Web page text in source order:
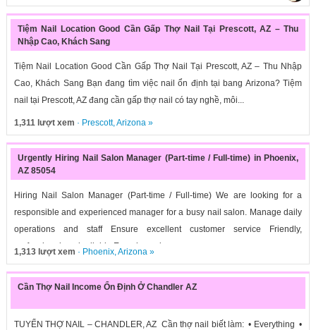
Tiệm Nail Location Good Cần Gấp Thợ Nail Tại Prescott, AZ – Thu
Nhập Cao, Khách Sang
Tiệm Nail Location Good Cần Gấp Thợ Nail Tại Prescott, AZ – Thu Nhập
Cao, Khách Sang Bạn đang tìm việc nail ổn định tại bang Arizona? Tiệm
nail tại Prescott, AZ đang cần gấp thợ nail có tay nghề, môi...
1,311 lượt xem · Prescott,Arizona»
Urgently Hiring Nail Salon Manager (Part-time / Full-time) in Phoenix,
AZ 85054
Hiring Nail Salon Manager (Part-time / Full-time) We are looking for a
responsible and experienced manager for a busy nail salon. Manage daily
operations and staff Ensure excellent customer service Friendly,
professional, and reliable Experience in...
1,313 lượt xem · Phoenix,Arizona»
Cần Thợ Nail Income Ổn Định Ở Chandler AZ
TUYỂN THỢ NAIL – CHANDLER, AZ Cần thợ nail biết làm: • Everything •